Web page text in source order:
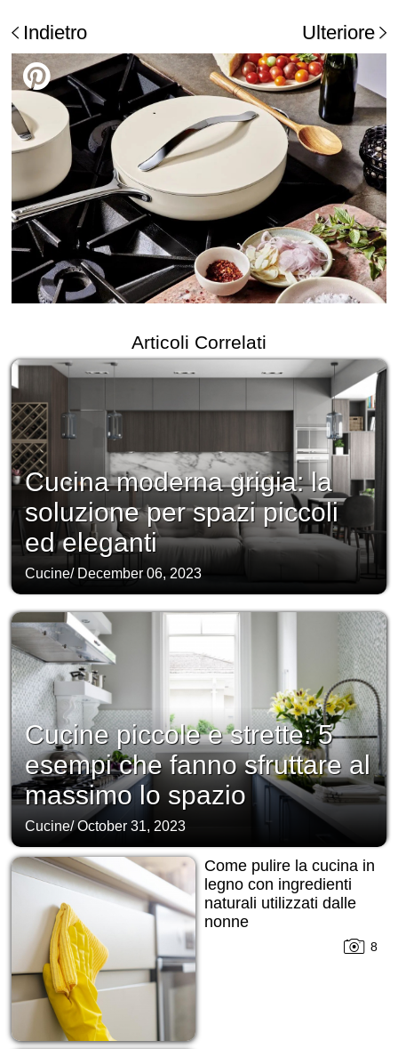
Indietro Ulteriore
Articoli Correlati
Cucina moderna grigia: la
soluzione per spazi piccoli
ed eleganti
Cucine/ December 06, 2023
Cucine piccole e strette: 5
esempi che fanno sfruttare al
massimo lo spazio
Cucine/October 31, 2023
Come pulire la cucina in
legno con ingredienti
naturali utilizzati dalle
nonne
8